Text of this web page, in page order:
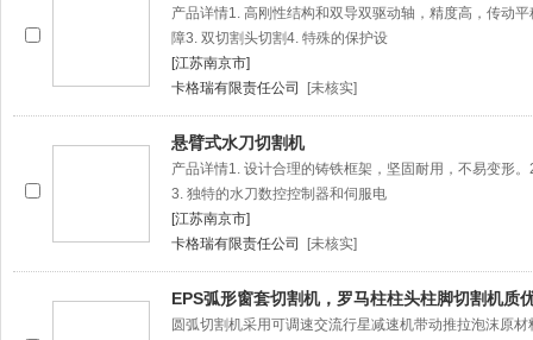
产品详情1. 高刚性结构和双导双驱动轴，精度高，传动
障3. 双切割头切割4. 特殊的保护设
[江苏南京市]
卡格瑞有限责任公司
[未核实]
悬臂式水刀切割机
产品详情1. 设计合理的铸铁框架，坚固耐用，不易变形
3. 独特的水刀数控控制器和伺服电
[江苏南京市]
卡格瑞有限责任公司
[未核实]
EPS弧形窗套切割机，罗马柱柱头柱脚切割机质
圆弧切割机采用可调速交流行星减速机带动推拉泡沫原